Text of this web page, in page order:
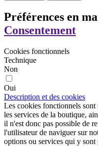
Préférences en
Consentement
Cookies fonctionnels
Technique
Non
Oui
Description et des cookies
Les cookies fonctionnels
les services de la boutique,
il n'est donc pas possible de
l'utilisateur de naviguer sur
options ou services qui y sont